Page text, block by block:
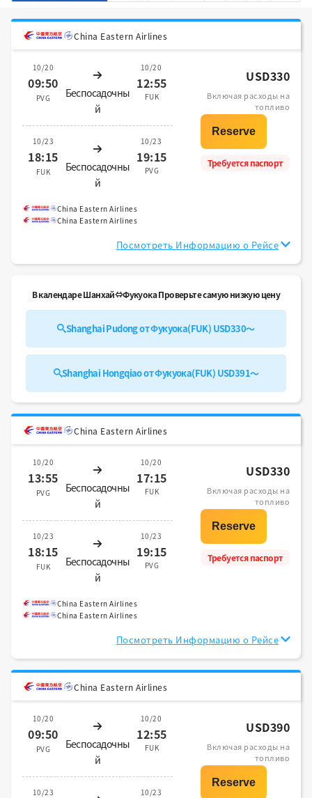
China Eastern Airlines
10/20
09:50
PVG
Беспосадочны
й
10/20
12:55
FUK
10/23
18:15
FUK
Беспосадочны
й
10/23
19:15
PVG
USD330
Включая расходы на
топливо
Требуется паспорт
China Eastern Airlines
China Eastern Airlines
Посмотреть Информацию о Рейсе
В календаре Шанхай⇔Фукуока Проверьте самую низкую цену
Shanghai Pudong от Фукуока(FUK) USD330～
Shanghai Hongqiao от Фукуока(FUK) USD391～
China Eastern Airlines
10/20
13:55
PVG
Беспосадочны
й
10/20
17:15
FUK
10/23
18:15
FUK
Беспосадочны
й
10/23
19:15
PVG
USD330
Включая расходы на
топливо
Требуется паспорт
China Eastern Airlines
China Eastern Airlines
Посмотреть Информацию о Рейсе
China Eastern Airlines
10/20
09:50
PVG
Беспосадочны
й
10/20
12:55
FUK
10/23 10/23
USD390
Включая расходы на
топливо